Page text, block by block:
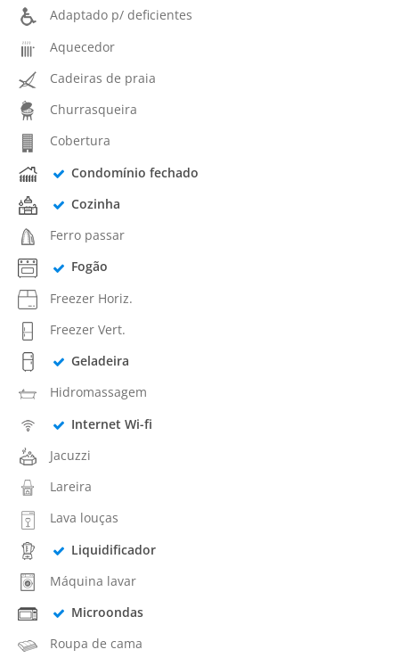
Adaptado p/ deficientes
Aquecedor
Cadeiras de praia
Churrasqueira
Cobertura
Condomínio fechado
Cozinha
Ferro passar
Fogão
Freezer Horiz.
Freezer Vert.
Geladeira
Hidromassagem
Internet Wi-fi
Jacuzzi
Lareira
Lava louças
Liquidificador
Máquina lavar
Microondas
Roupa de cama